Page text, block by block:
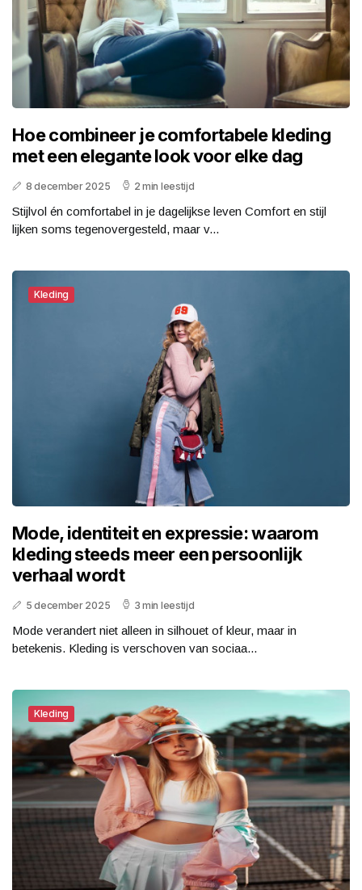
Hoe combineer je comfortabele kleding
met een elegante look voor elke dag
8 december 2025 2 min leestijd
Stijlvol én comfortabel in je dagelijkse leven Comfort en stijl
lijken soms tegenovergesteld, maar v...
Kleding
Mode, identiteit en expressie: waarom
kleding steeds meer een persoonlijk
verhaal wordt
5 december 2025 3 min leestijd
Mode verandert niet alleen in silhouet of kleur, maar in
betekenis. Kleding is verschoven van sociaa...
Kleding